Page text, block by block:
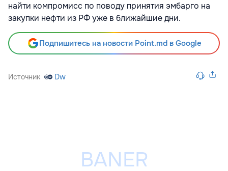
найти компромисс по поводу принятия эмбарго на
закупки нефти из РФ уже в ближайшие дни.
Подпишитесь на новости Point.md в Google
Источник Dw